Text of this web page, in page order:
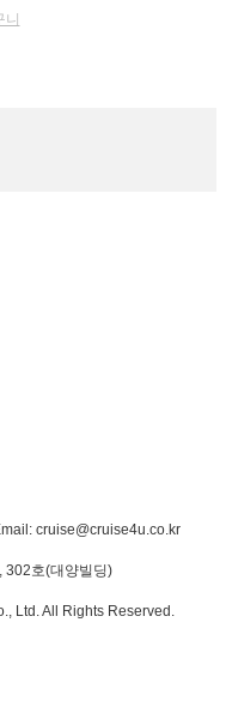
cruise@cruise4u.co.kr
302호(대양빌딩)
Ltd. All Rights Reserved.